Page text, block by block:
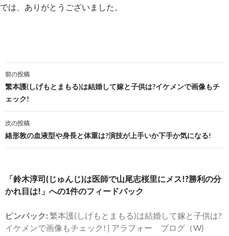
では、ありがとうございました。
投
稿
ナ
ビ
ゲ
シ
ョ
ン
前の投稿
繁本護(しげもとまもる)は結婚して嫁と子供は?イケメンで画像もチ
ェック!
次の投稿
緒形敦の血液型や身長と体重は?演技が上手いか下手か気になる!
「鈴木淳司(じゅんじ)は医師で山尾志桜里にメス!?勝利の分
かれ目は!」への1件のフィードバック
ピンバック: 繁本護(しげもとまもる)は結婚して嫁と子供は?
イケメンで画像もチェック! | アラフォー ブログ（W)